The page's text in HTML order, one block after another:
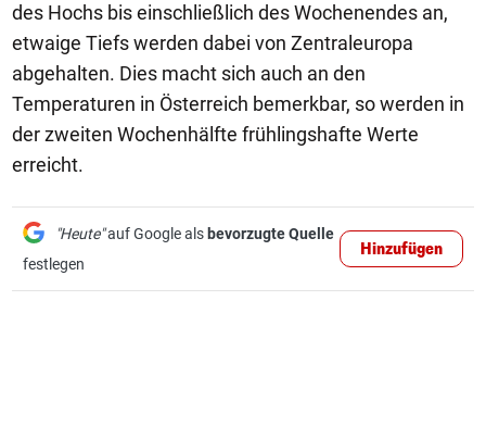
des Hochs bis einschließlich des Wochenendes an,
etwaige Tiefs werden dabei von Zentraleuropa
abgehalten. Dies macht sich auch an den
Temperaturen in Österreich bemerkbar, so werden in
der zweiten Wochenhälfte frühlingshafte Werte
erreicht.
"Heute"auf Google als bevorzugte Quelle
festlegen
Hinzufügen